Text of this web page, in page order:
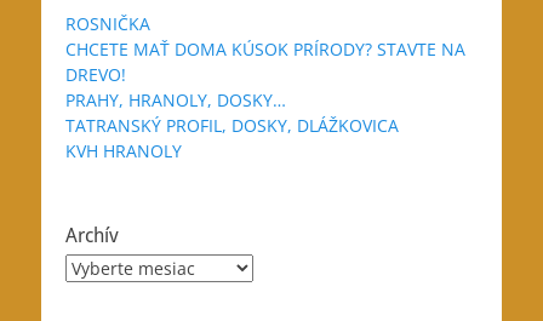
ROSNIČKA
CHCETE MAŤ DOMA KÚSOK PRÍRODY? STAVTE NA
DREVO!
PRAHY, HRANOLY, DOSKY…
TATRANSKÝ PROFIL, DOSKY, DLÁŽKOVICA
KVH HRANOLY
Archív
Archív